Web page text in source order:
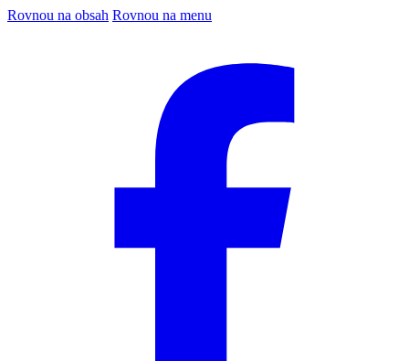
Rovnou na obsah Rovnou na menu